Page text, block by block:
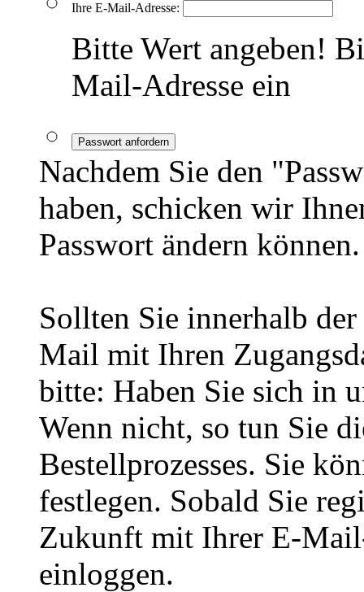
Ihre E-Mail-Adresse:
Bitte Wert angeben!
Mail-Adresse ein
Passwort anfordern
Nachdem Sie den
haben, schicken wir
Passwort ändern können.
Sollten Sie innerhalb
Mail mit Ihren
bitte: Haben Sie sich in
Wenn nicht, so tun Sie
Bestellprozesses. Sie
festlegen. Sobald Sie
Zukunft mit Ihrer E-
einloggen.